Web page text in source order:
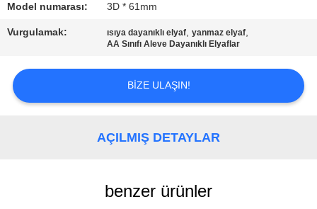
BIZIMLE
GEÇIN
Model numarası: 3D * 61mm
Vurgulamak: ısıya dayanıklı elyaf,yanmaz elyaf,
AA Sınıfı Aleve Dayanıklı Elyaflar
BIZE ULAŞIN!
AÇILMIŞ DETAYLAR
benzer ürünler